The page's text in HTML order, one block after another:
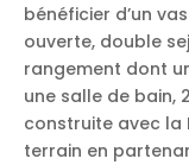
bénéficier d’un
ouverte, double
rangement dont
une salle de bain,
construite avec la
terrain en